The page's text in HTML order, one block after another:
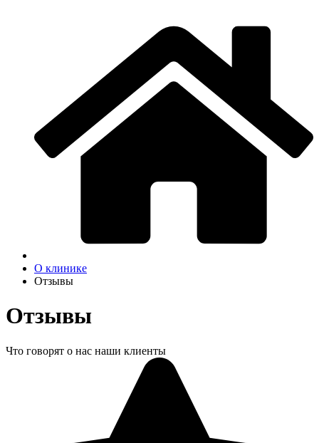
О клинике
Отзывы
Отзывы
Что говорят о нас наши клиенты